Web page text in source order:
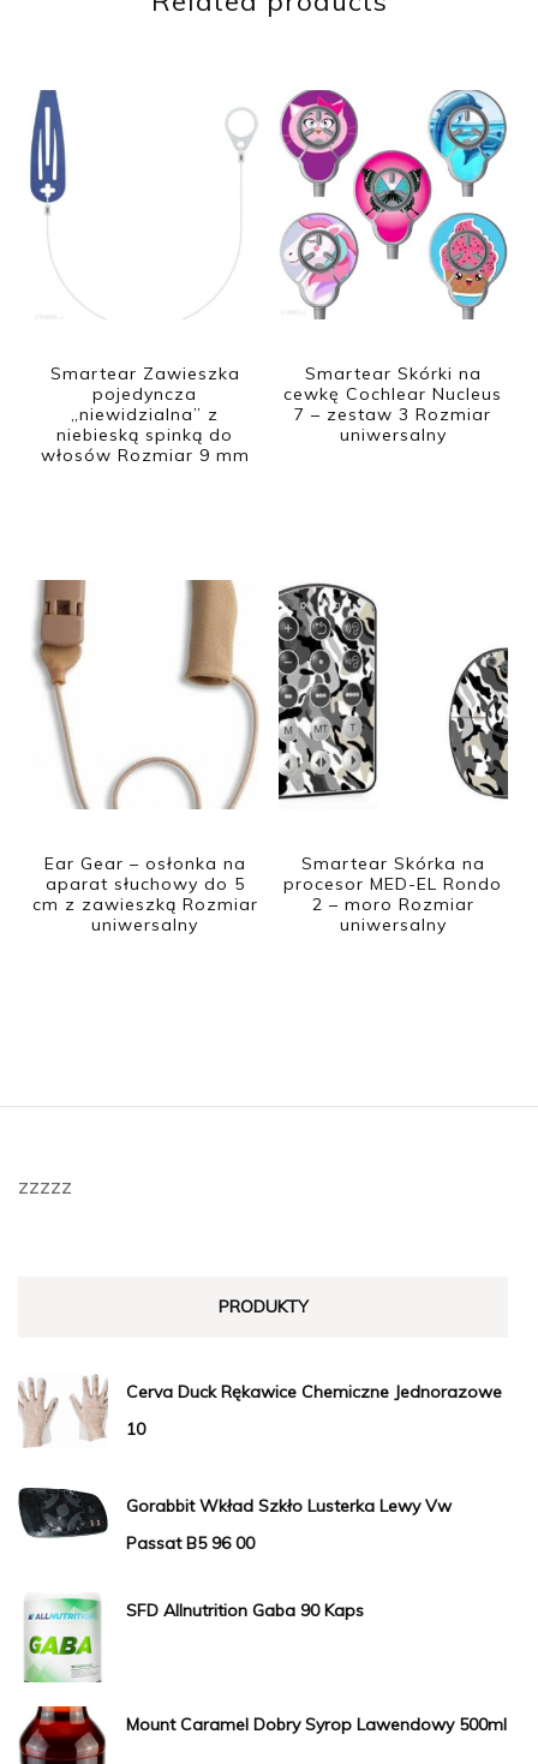
Smartear Zawieszka
pojedyncza
„niewidzialna” z
niebieską spinką do
włosów Rozmiar 9 mm
Smartear Skórki na
cewkę Cochlear Nucleus
7 – zestaw 3 Rozmiar
uniwersalny
Ear Gear – osłonka na
aparat słuchowy do 5
cm z zawieszką Rozmiar
uniwersalny
Smartear Skórka na
procesor MED-EL Rondo
2 – moro Rozmiar
uniwersalny
zzzzz
PRODUKTY
Cerva Duck Rękawice Chemiczne Jednorazowe
10
Gorabbit Wkład Szkło Lusterka Lewy Vw
Passat B5 96 00
SFD Allnutrition Gaba 90 Kaps
Mount Caramel Dobry Syrop Lawendowy 500ml